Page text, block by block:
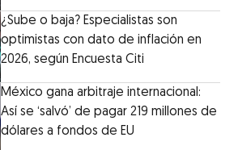
¿Sube o baja? Especialistas son
optimistas con dato de inflación en
2026, según Encuesta Citi
México gana arbitraje internacional:
Así se ‘salvó’ de pagar 219 millones de
dólares a fondos de EU